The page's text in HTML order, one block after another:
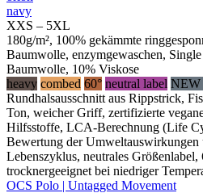
navy
XXS – 5XL
180g/m², 100% gekämmte
Baumwolle, enzymgewaschen,
Baumwolle, 10% Viskose
heavy combed 60° neutral label NEW
Rundhalsausschnitt aus Rippstrick,
Ton, weicher Griff, zertifizierte
Hilfsstoffe, LCA-Berechnung (Life
Bewertung der Umweltauswirkungen
Lebenszyklus, neutrales Größenlabel,
trocknergeeignet bei niedriger
OCS Polo | Untagged Movement